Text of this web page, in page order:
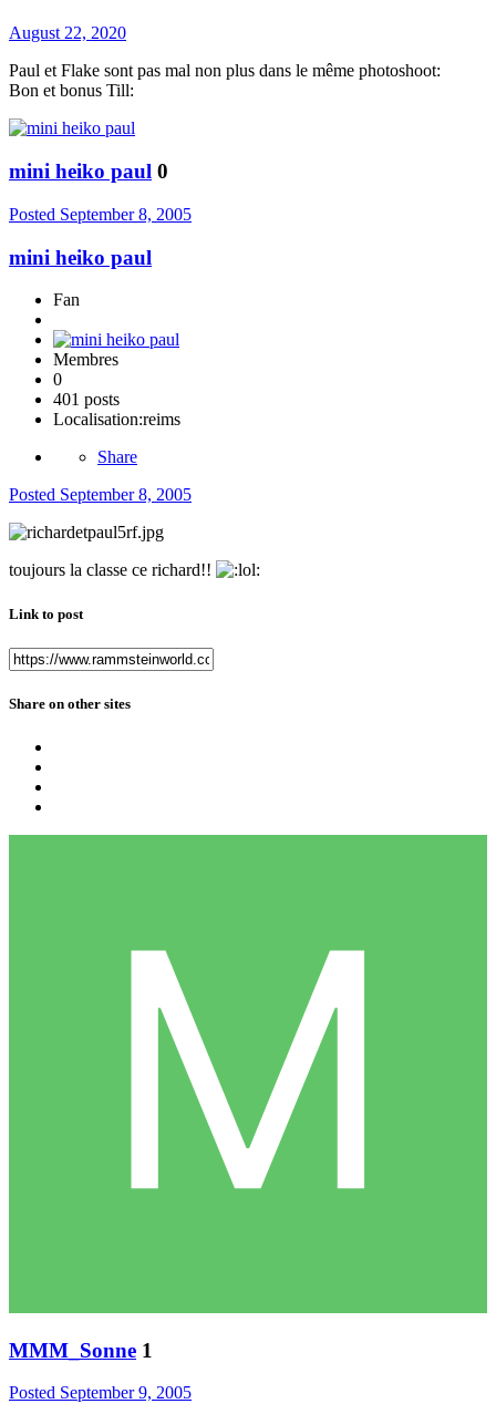
August 22, 2020
Paul et Flake sont pas mal non plus dans le même photoshoot:
Bon et bonus Till:
mini heiko paul 0
Posted September 8, 2005
mini heiko paul
Fan
Membres
0
401 posts
Localisation:reims
Share
Posted September 8, 2005
toujours la classe ce richard!!
Link to post
Share on other sites
MMM_Sonne 1
Posted September 9, 2005